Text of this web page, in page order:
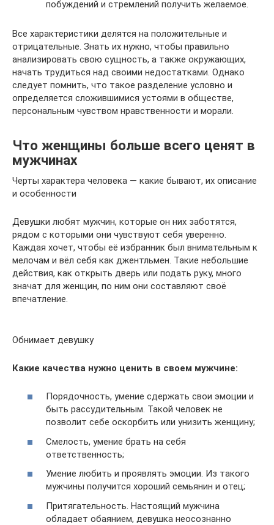
побуждений и стремлений получить желаемое.
Все характеристики делятся на положительные и
отрицательные. Знать их нужно, чтобы правильно
анализировать свою сущность, а также окружающих,
начать трудиться над своими недостатками. Однако
следует помнить, что такое разделение условно и
определяется сложившимися устоями в обществе,
персональным чувством нравственности и морали.
Что женщины больше всего ценят в
мужчинах
Черты характера человека — какие бывают, их описание
и особенности
Девушки любят мужчин, которые он них заботятся,
рядом с которыми они чувствуют себя уверенно.
Каждая хочет, чтобы её избранник был внимательным к
мелочам и вёл себя как джентльмен. Такие небольшие
действия, как открыть дверь или подать руку, много
значат для женщин, по ним они составляют своё
впечатление.
Обнимает девушку
Какие качества нужно ценить в своем мужчине:
Порядочность, умение сдержать свои эмоции и
быть рассудительным. Такой человек не
позволит себе оскорбить или унизить женщину;
Смелость, умение брать на себя
ответственность;
Умение любить и проявлять эмоции. Из такого
мужчины получится хороший семьянин и отец;
Притягательность. Настоящий мужчина
обладает обаянием, девушка неосознанно